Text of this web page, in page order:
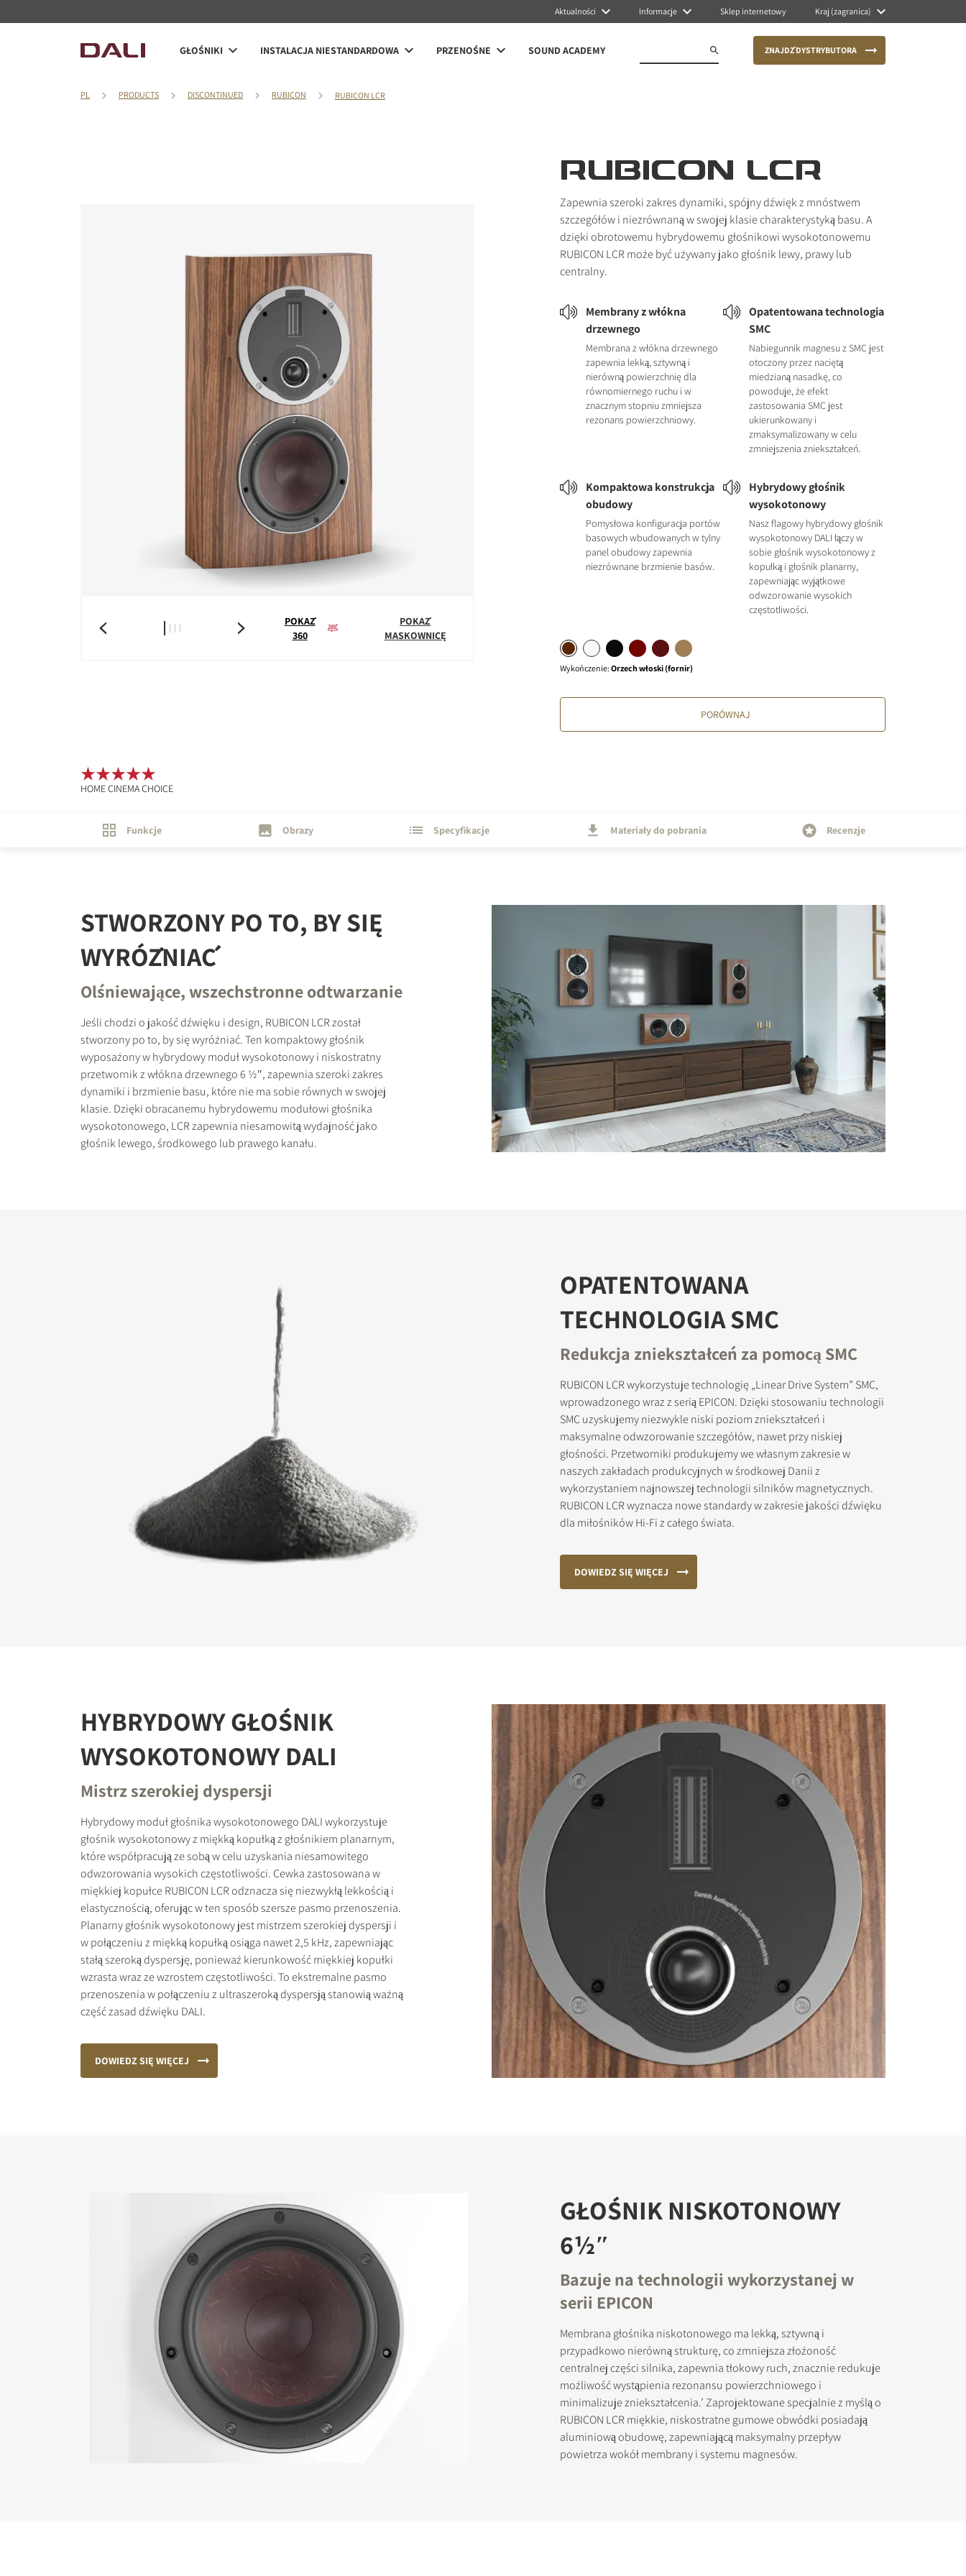
Aktualności Informacje Sklep internetowy Kraj (zagranica)
GŁOŚNIKI INSTALACJA NIESTANDARDOWA PRZENOŚNE SOUND ACADEMY ZNAJDŹ DYSTRYBUTORA
PL PRODUCTS DISCONTINUED RUBICON RUBICON LCR
POKAŻ
360
POKAŻ
MASKOWNICĘ
RUBICON LCR
Zapewnia szeroki zakres dynamiki, spójny dźwięk z mnóstwem
szczegółów i niezrównaną w swojej klasie charakterystyką basu. A
dzięki obrotowemu hybrydowemu głośnikowi wysokotonowemu
RUBICON LCR może być używany jako głośnik lewy, prawy lub
centralny.
Membrany z włókna
drzewnego
Membrana z włókna drzewnego
zapewnia lekką, sztywną i
nierówną powierzchnię dla
równomiernego ruchu i w
znacznym stopniu zmniejsza
rezonans powierzchniowy.
Opatentowana technologia
SMC
Nabiegunnik magnesu z SMC jest
otoczony przez naciętą
miedzianą nasadkę, co
powoduje, że efekt
zastosowania SMC jest
ukierunkowany i
zmaksymalizowany w celu
zmniejszenia zniekształceń.
Kompaktowa konstrukcja
obudowy
Pomysłowa konfiguracja portów
basowych wbudowanych w tylny
panel obudowy zapewnia
niezrównane brzmienie basów.
Hybrydowy głośnik
wysokotonowy
Nasz flagowy hybrydowy głośnik
wysokotonowy DALI łączy w
sobie głośnik wysokotonowy z
kopułką i głośnik planarny,
zapewniając wyjątkowe
odwzorowanie wysokich
częstotliwości.
Wykończenie:Orzech włoski (fornir)
PORÓWNAJ
HOME CINEMA CHOICE
PORÓWNAJ PRODUKTY
Funkcje Obrazy Specyfikacje Materiały do pobrania Recenzje
STWORZONY PO TO, BY SIĘ
WYRÓŻNIAĆ
Olśniewające, wszechstronne odtwarzanie
Jeśli chodzi o jakość dźwięku i design, RUBICON LCR został
stworzony po to, by się wyróżniać. Ten kompaktowy głośnik
wyposażony w hybrydowy moduł wysokotonowy i niskostratny
przetwornik z włókna drzewnego 6 ½″, zapewnia szeroki zakres
dynamiki i brzmienie basu, które nie ma sobie równych w swojej
klasie. Dzięki obracanemu hybrydowemu modułowi głośnika
wysokotonowego, LCR zapewnia niesamowitą wydajność jako
głośnik lewego, środkowego lub prawego kanału.
OPATENTOWANA
TECHNOLOGIA SMC
Redukcja zniekształceń za pomocą SMC
RUBICON LCR wykorzystuje technologię „Linear Drive System” SMC,
wprowadzonego wraz z serią EPICON. Dzięki stosowaniu technologii
SMC uzyskujemy niezwykle niski poziom zniekształceń i
maksymalne odwzorowanie szczegółów, nawet przy niskiej
głośności. Przetworniki produkujemy we własnym zakresie w
naszych zakładach produkcyjnych w środkowej Danii z
wykorzystaniem najnowszej technologii silników magnetycznych.
RUBICON LCR wyznacza nowe standardy w zakresie jakości dźwięku
dla miłośników Hi-Fi z całego świata.
DOWIEDZ SIĘ WIĘCEJ
HYBRYDOWY GŁOŚNIK
WYSOKOTONOWY DALI
Mistrz szerokiej dyspersji
Hybrydowy moduł głośnika wysokotonowego DALI wykorzystuje
głośnik wysokotonowy z miękką kopułką z głośnikiem planarnym,
które współpracują ze sobą w celu uzyskania niesamowitego
odwzorowania wysokich częstotliwości. Cewka zastosowana w
miękkiej kopułce RUBICON LCR odznacza się niezwykłą lekkością i
elastycznością, oferując w ten sposób szersze pasmo przenoszenia.
Planarny głośnik wysokotonowy jest mistrzem szerokiej dyspersji i
w połączeniu z miękką kopułką osiąga nawet 2,5 kHz, zapewniając
stałą szeroką dyspersję, ponieważ kierunkowość miękkiej kopułki
wzrasta wraz ze wzrostem częstotliwości. To ekstremalne pasmo
przenoszenia w połączeniu z ultraszeroką dyspersją stanowią ważną
część zasad dźwięku DALI.
DOWIEDZ SIĘ WIĘCEJ
GŁOŚNIK NISKOTONOWY
6½″
Bazuje na technologii wykorzystanej w
serii EPICON
Membrana głośnika niskotonowego ma lekką, sztywną i
przypadkowo nierówną strukturę, co zmniejsza złożoność
centralnej części silnika, zapewnia tłokowy ruch, znacznie redukuje
możliwość wystąpienia rezonansu powierzchniowego i
minimalizuje zniekształcenia.’ Zaprojektowane specjalnie z myślą o
RUBICON LCR miękkie, niskostratne gumowe obwódki posiadają
aluminiową obudowę, zapewniającą maksymalny przepływ
powietrza wokół membrany i systemu magnesów.
ZAREJESTRUJ SIĘ, ABY POBRAĆ
Wypełnij formularz, aby uzyskać natychmiastowy dostęp do wszystkich zablokowanych
plików do pobrania w witrynie.